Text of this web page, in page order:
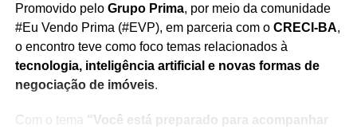
Além disso, oslotes estão disponíveis para visitação
presencial nos cinco dias úteis que antecedem cada
leilão, além de conteremfotos e informações
completas nos sites dos leiloeiros. O órgão recomenda
que os interessados realizem pesquisa detalhada e
Promovido pelo Grupo Prima, por meio da comunidade
#Eu Vendo Prima (#EVP), em parceria com o CRECI-BA,
o encontro teve como foco temas relacionados à
tecnologia, inteligência artificial e novas formas de
negociação de imóveis.
Com o tema “Você está preparado para acompanhar